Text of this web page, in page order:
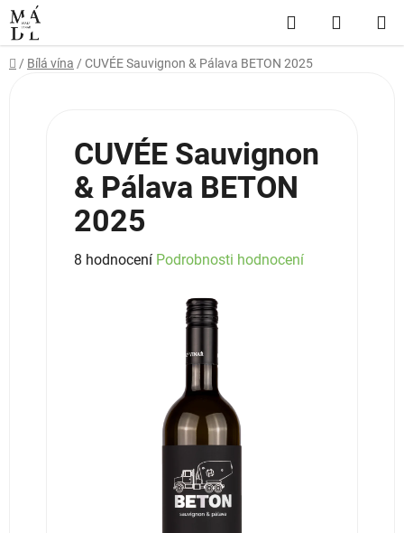
Přejít
na
obsah
Hledat
KOŠÍK
Domů
/ Bílá vína / CUVÉE Sauvignon & Pálava BETON 2025
CUVÉE Sauvignon
& Pálava BETON
2025
Průměrné
8 hodnocení Podrobnosti hodnocení